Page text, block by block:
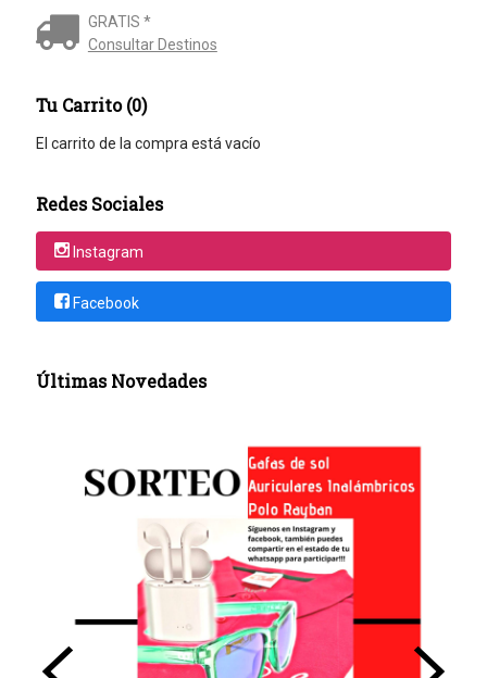
GRATIS *
Consultar Destinos
Tu Carrito (0)
El carrito de la compra está vacío
Redes Sociales
Instagram
Facebook
Últimas Novedades